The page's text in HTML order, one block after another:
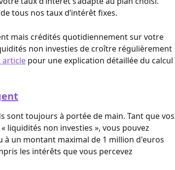
tous nos taux d’intérêt fixes.
mais crédités quotidiennement sur votre
non investies de croître régulièrement
article pour une explication détaillée du calcul
sont toujours à portée de main. Tant que vos
liquidités non investies », vous pouvez
un montant maximal de 1 million d'euros
les intérêts que vous percevez